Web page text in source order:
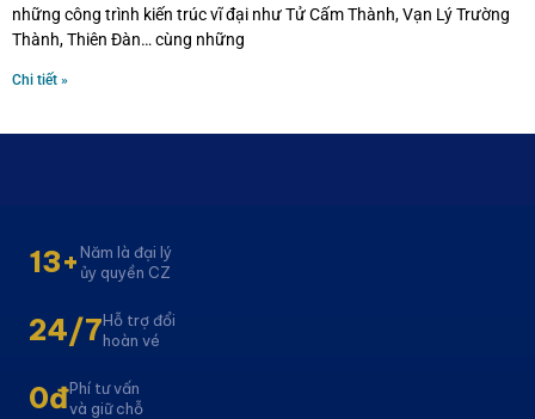
những công trình kiến trúc vĩ đại như Tử Cấm Thành, Vạn Lý Trường
Thành, Thiên Đàn… cùng những
Chi tiết »
13+Năm là đại lý
ủy quyền CZ
24/7Hỗ trợ đổi
hoàn vé
0đPhí tư vấn
và giữ chỗ